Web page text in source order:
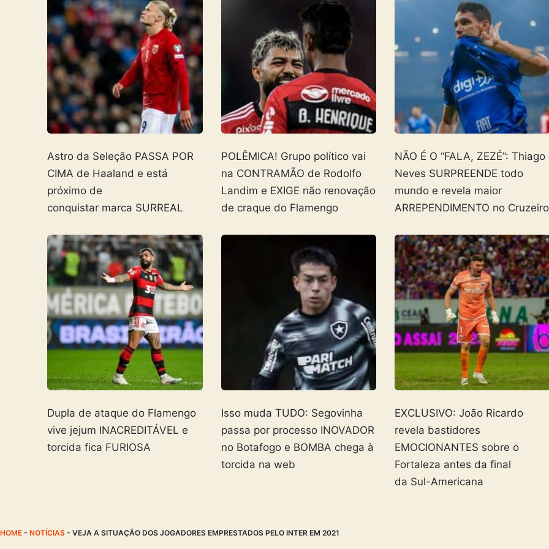
Astro da Seleção PASSA POR
CIMA de Haaland e está
próximo de
conquistar marca SURREAL
POLÊMICA! Grupo político vai
na CONTRAMÃO de Rodolfo
Landim e EXIGE não renovação
de craque do Flamengo
NÃO É O “FALA, ZEZÉ”: Thiago
Neves SURPREENDE todo
mundo e revela maior
ARREPENDIMENTO no Cruzeiro
Dupla de ataque do Flamengo
vive jejum INACREDITÁVEL e
torcida fica FURIOSA
Isso muda TUDO: Segovinha
passa por processo INOVADOR
no Botafogo e BOMBA chega à
torcida na web
EXCLUSIVO: João Ricardo
revela bastidores
EMOCIONANTES sobre o
Fortaleza antes da final
da Sul-Americana
HOME - NOTÍCIAS - VEJA A SITUAÇÃO DOS JOGADORES EMPRESTADOS PELO INTER EM 2021